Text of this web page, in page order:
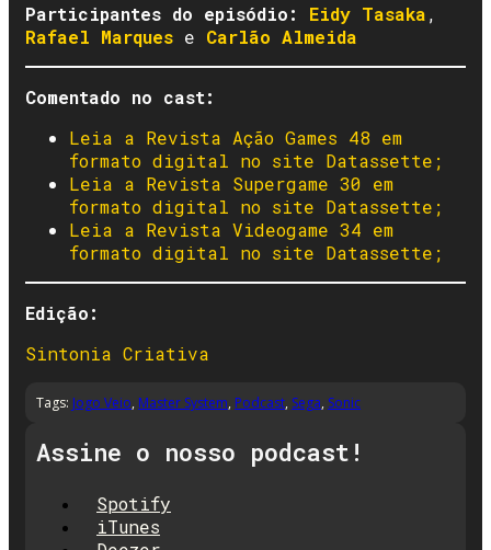
Participantes do episódio: Eidy Tasaka,
Rafael Marques e Carlão Almeida
Comentado no cast:
Leia a Revista Ação Games 48 em
formato digital no site Datassette;
Leia a Revista Supergame 30 em
formato digital no site Datassette;
Leia a Revista Videogame 34 em
formato digital no site Datassette;
Edição:
Sintonia Criativa
Tags: Jogo Veio, Master System, Podcast, Sega, Sonic
Assine o nosso podcast!
Spotify
iTunes